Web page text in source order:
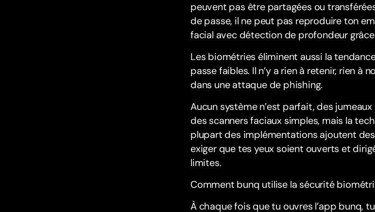
peuvent pas être partagées ou
de passe, il ne peut pas reproduire ton
facial avec détection de profondeur
Les biométries éliminent aussi la
passe faibles. Il n’y a rien à retenir, rien à
dans une attaque de phishing.
Aucun système n’est parfait, des
des scanners faciaux simples, mais la
plupart des implémentations ajoutent
exiger que tes yeux soient ouverts et
limites.
Comment bunq utilise la sécurité
À chaque fois que tu ouvres l’app bunq,